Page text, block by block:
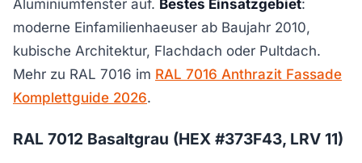
Aluminiumfenster auf. Bestes Einsatzgebiet:
moderne Einfamilienhaeuser ab Baujahr 2010,
kubische Architektur, Flachdach oder Pultdach.
Mehr zu RAL 7016 im RAL 7016 Anthrazit Fassade
Komplettguide 2026.
RAL 7012 Basaltgrau (HEX #373F43, LRV 11)